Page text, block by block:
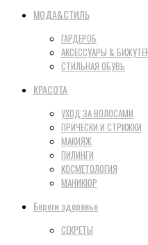
МОДА&СТИЛЬ
ГАРДЕРОБ
АКСЕССУАРЫ &
СТИЛЬНАЯ ОБУВЬ
КРАСОТА
УХОД ЗА ВОЛОСАМИ
ПРИЧЕСКИ И СТРИЖКИ
МАКИЯЖ
ПИЛИНГИ
КОСМЕТОЛОГИЯ
МАНИКЮР
Береги здоровье
СЕКРЕТЫ